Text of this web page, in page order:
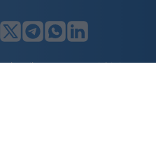
Milano, Largo F. Richini, 2/A,